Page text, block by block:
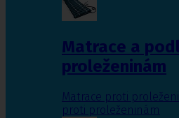
Matrace a
proleženinám
Matrace proti
proti proleženinám